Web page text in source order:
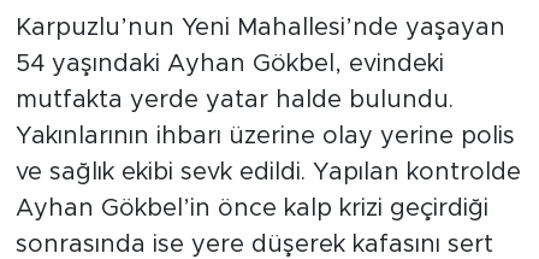
Karpuzlu’nun Yeni Mahallesi’nde yaşayan
54 yaşındaki Ayhan Gökbel, evindeki
mutfakta yerde yatar halde bulundu.
Yakınlarının ihbarı üzerine olay yerine polis
ve sağlık ekibi sevk edildi. Yapılan kontrolde
Ayhan Gökbel’in önce kalp krizi geçirdiği
sonrasında ise yere düşerek kafasını sert